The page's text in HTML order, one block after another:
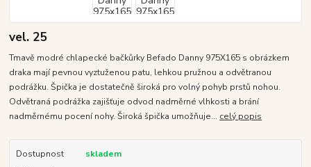
vel. 25
Tmavě modré chlapecké bačkůrky Befado Danny 975X165 s obrázkem
draka mají pevnou vyztuženou patu, lehkou pružnou a odvětranou
podrážku. Špička je dostatečně široká pro volný pohyb prstů nohou.
Odvětraná podrážka zajišťuje odvod nadměrné vlhkosti a brání
nadměrnému pocení nohy. Široká špička umožňuje... celý popis
Dostupnost
skladem